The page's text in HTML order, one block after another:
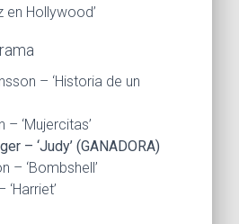
en Hollywood’
– ‘Historia de un
– ‘Mujercitas’
– ‘Judy’ (GANADORA)
– ‘Bombshell’